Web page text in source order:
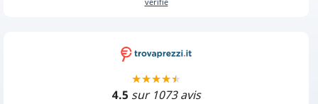
4.5 sur 1073 avis